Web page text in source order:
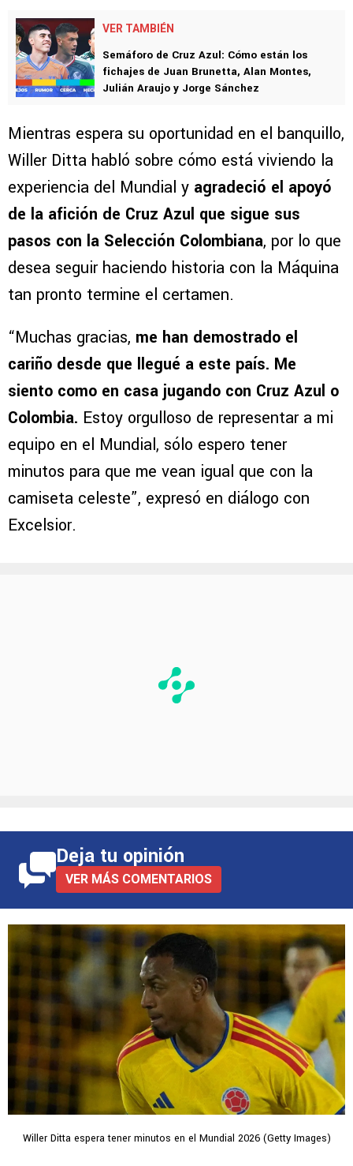
VER TAMBIÉN
Semáforo de Cruz Azul: Cómo están los
fichajes de Juan Brunetta, Alan Montes,
Julián Araujo y Jorge Sánchez
Mientras espera su oportunidad en el banquillo,
Willer Ditta habló sobre cómo está viviendo la
experiencia del Mundial y agradeció el apoyó
de la afición de Cruz Azul que sigue sus
pasos con la Selección Colombiana, por lo que
desea seguir haciendo historia con la Máquina
tan pronto termine el certamen.
“Muchas gracias, me han demostrado el
cariño desde que llegué a este país. Me
siento como en casa jugando con Cruz Azul o
Colombia. Estoy orgulloso de representar a mi
equipo en el Mundial, sólo espero tener
minutos para que me vean igual que con la
camiseta celeste”, expresó en diálogo con
Excelsior.
Deja tu opinión
VER MÁS COMENTARIOS
Willer Ditta espera tener minutos en el Mundial 2026 (Getty Images)